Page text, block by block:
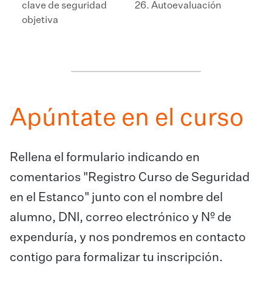
clave de seguridad
objetiva
26. Autoevaluación
Apúntate en el curso
Rellena el formulario indicando en
comentarios "Registro Curso de Seguridad
en el Estanco" junto con el nombre del
alumno, DNI, correo electrónico y Nº de
expenduría, y nos pondremos en contacto
contigo para formalizar tu inscripción.